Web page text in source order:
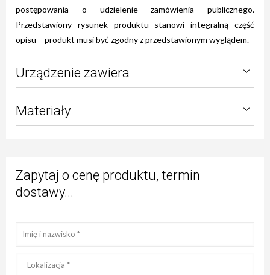
postępowania o udzielenie zamówienia publicznego.
Przedstawiony rysunek produktu stanowi integralną część
opisu – produkt musi być zgodny z przedstawionym wyglądem.
Urządzenie zawiera
Materiały
Zapytaj o cenę produktu, termin
dostawy...